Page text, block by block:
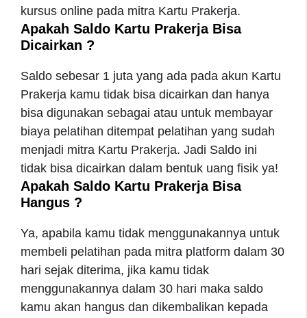
kursus online pada mitra Kartu Prakerja.
Apakah Saldo Kartu Prakerja Bisa
Dicairkan ?
Saldo sebesar 1 juta yang ada pada akun Kartu
Prakerja kamu tidak bisa dicairkan dan hanya
bisa digunakan sebagai atau untuk membayar
biaya pelatihan ditempat pelatihan yang sudah
menjadi mitra Kartu Prakerja. Jadi Saldo ini
tidak bisa dicairkan dalam bentuk uang fisik ya!
Apakah Saldo Kartu Prakerja Bisa
Hangus ?
Ya, apabila kamu tidak menggunakannya untuk
membeli pelatihan pada mitra platform dalam 30
hari sejak diterima, jika kamu tidak
menggunakannya dalam 30 hari maka saldo
kamu akan hangus dan dikembalikan kepada